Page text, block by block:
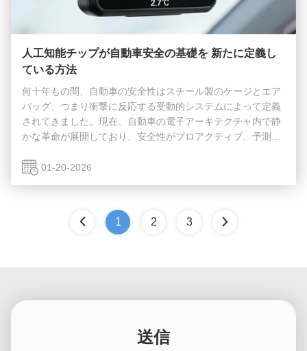
人工知能チップが自動車安全の基礎を 新たに定義し
ている方法
何十年もの間、自動車の安全性はスチール製のケージとエア
バッグ、つまり衝撃に反応する受動的システムによって定義
されてきました。現在、自動車の電子アーキテクチャ内で静
かな革命が展開しており、安全性がプロアクティブ、予測
となるのは、特殊なコンポーネントです。人工知能 (AI) チッ
両がどのように認識し、決定し、行動するかを根本的に再設
計しています。 汎用からミッションクリティカルへ: AI SoC
01-20-2026
1 2 3
送信